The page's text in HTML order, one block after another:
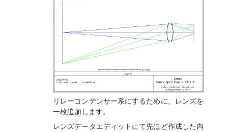
リレーコンデンサー系にするために、レンズを
一枚追加します。
レンズデータエディットにて先ほど作成した内